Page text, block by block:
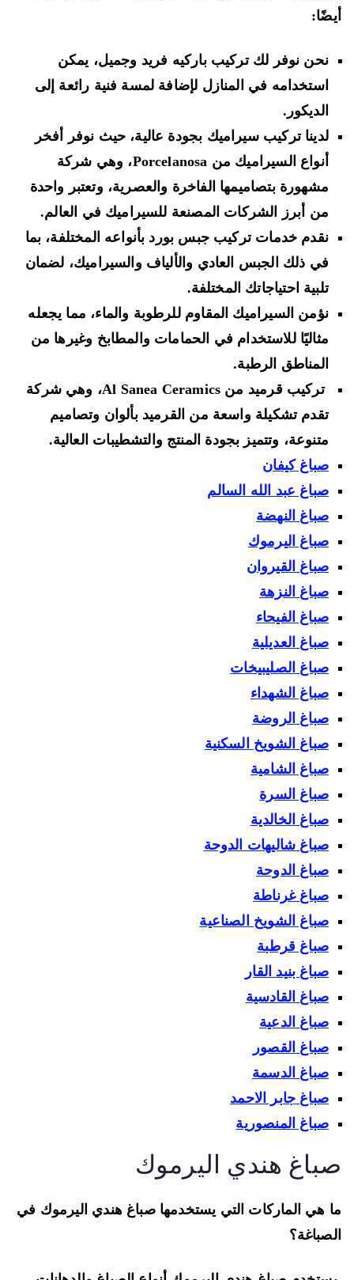
نحن نوفر لك تركيب باركيه فريد وجميل، يمكن
استخدامه في المنازل لإضافة لمسة فنية رائعة إلى
الديكور.
لدينا تركيب سيراميك بجودة عالية، حيث نوفر أفخر
أنواع السيراميك من Porcelanosa، وهي شركة
مشهورة بتصاميمها الفاخرة والعصرية، وتعتبر واحدة
من أبرز الشركات المصنعة للسيراميك في العالم.
نقدم خدمات تركيب جبس بورد بأنواعه المختلفة، بما
في ذلك الجبس العادي والألياف والسيراميك، لضمان
تلبية احتياجاتك المختلفة.
نؤمن السيراميك المقاوم للرطوبة والماء، مما يجعله
مثاليًا للاستخدام في الحمامات والمطابخ وغيرها من
المناطق الرطبة.
تركيب قرميد من Al Sanea Ceramics، وهي شركة
تقدم تشكيلة واسعة من القرميد بألوان وتصاميم
متنوعة، وتتميز بجودة المنتج والتشطيبات العالية.
صباغ كيفان
صباغ عبد الله السالم
صباغ النهضة
صباغ اليرموك
صباغ القيروان
صباغ النزهة
صباغ الفيحاء
صباغ العديلية
صباغ الصليبيخات
صباغ الشهداء
صباغ الروضة
صباغ الشويخ السكنية
صباغ الشامية
صباغ السرة
صباغ الخالدية
صباغ شاليهات الدوحة
صباغ الدوحة
صباغ غرناطة
صباغ الشويخ الصناعية
صباغ قرطبة
صباغ بنيد القار
صباغ القادسية
صباغ الدعية
صباغ القصور
صباغ الدسمة
صباغ جابر الاحمد
صباغ المنصورية
هندي اليرموك
هي الماركات التي يستخدمها صباغ هندي اليرموك في